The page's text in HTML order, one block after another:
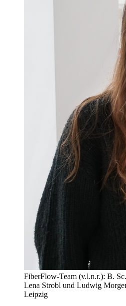
FiberFlow-Team (v.l.n.r.): B.
Lena Strobl und Ludwig
Leipzig